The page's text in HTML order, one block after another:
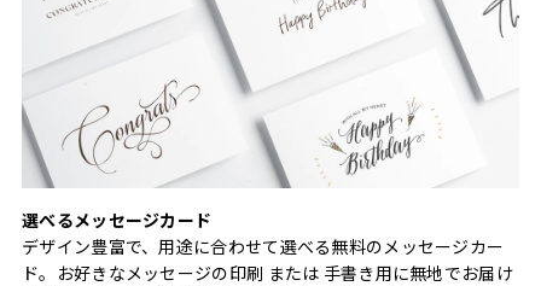
選べるメッセージカード
デザイン豊富で、用途に合わせて選べる無料のメッセージカー
ド。お好きなメッセージの印刷 または 手書き用に無地でお届け